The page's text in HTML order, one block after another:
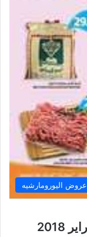
عروض اليورومارشيه
عروض يورمارشيه الأسبوعية 14 فبراير 2018